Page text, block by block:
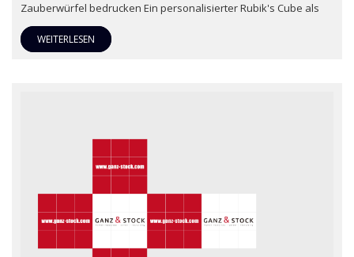
Zauberwürfel bedrucken Ein personalisierter Rubik's Cube als
WEITERLESEN